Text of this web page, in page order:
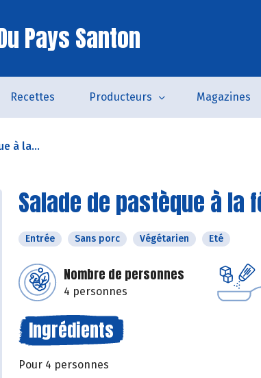
Pays Santon
Recettes Producteurs Magazines
à la...
Salade de pastèque à la
Entrée Sans porc Végétarien Eté
Nombre de personnes
4 personnes
Ingrédients
Pour 4 personnes